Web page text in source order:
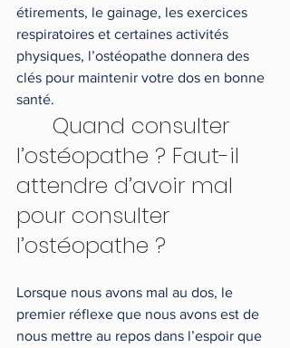
étirements, le gainage, les exercices
respiratoires et certaines activités
physiques, l’ostéopathe donnera des
clés pour maintenir votre dos en bonne
santé.
l’ostéopathe ? Faut-il
attendre d’avoir mal
pour consulter
l’ostéopathe ?
Lorsque nous avons mal au dos, le
premier réflexe que nous avons est de
nous mettre au repos dans l’espoir que